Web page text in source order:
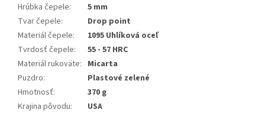
Hrúbka čepele:
5 mm
Tvar čepele:
Drop point
Materiál čepele:
1095 Uhlíková oceľ
Tvrdosť čepele:
55 - 57 HRC
Materiál rukoväte: Micarta
Puzdro:
Plastové zelené
Hmotnosť:
370 g
Krajina pôvodu: USA